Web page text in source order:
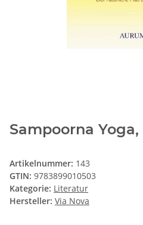
Sampoorna
Artikelnummer: 143
GTIN: 9783899010503
Kategorie: Literatur
Hersteller: Via Nova